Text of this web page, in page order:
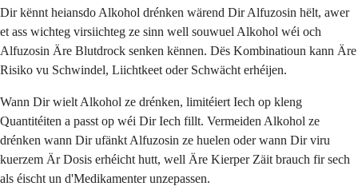
Dir kënnt heiansdo Alkohol drénken wärend Dir Alfuzosin hëlt, awer
et ass wichteg virsiichteg ze sinn well souwuel Alkohol wéi och
Alfuzosin Äre Blutdrock senken kënnen. Dës Kombinatioun kann Äre
Risiko vu Schwindel, Liichtkeet oder Schwächt erhéijen.
Wann Dir wielt Alkohol ze drénken, limitéiert Iech op kleng
Quantitéiten a passt op wéi Dir Iech fillt. Vermeiden Alkohol ze
drénken wann Dir ufänkt Alfuzosin ze huelen oder wann Dir viru
kuerzem Är Dosis erhéicht hutt, well Äre Kierper Zäit brauch fir sech
als éischt un d'Medikamenter unzepassen.